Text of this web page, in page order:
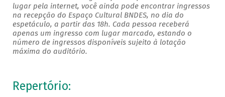
lugar pela internet, você ainda pode encontrar ingressos
na recepção do Espaço Cultural BNDES, no dia do
espetáculo, a partir das 18h. Cada pessoa receberá
apenas um ingresso com lugar marcado, estando o
número de ingressos disponíveis sujeito à lotação
máxima do auditório.
Repertório: